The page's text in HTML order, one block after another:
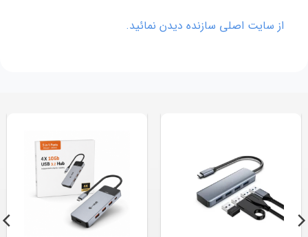
از سایت اصلی سازنده دیدن نمائید.